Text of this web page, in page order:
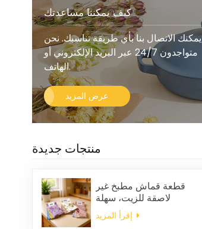
كيف يمكننا مساعدتك
يمكنك الاتصال بنا بأي طريقة تناسبك. نحن
متواجدون 24/7 عبر البريد الإلكتروني أو
الهاتف.
عرض المزيد
منتجات جديدة
قطعة قماش مطبخ غير
لاصقة للزيت، سهلة
التنظيف، سميكة، مربعة
الشكل، مطبوعة، مصنوعة